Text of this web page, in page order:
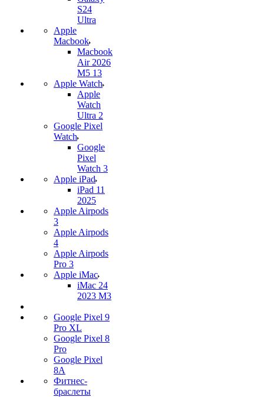
S24
Ultra
Apple
Macbook
Macbook
Air 2026
M5 13
Apple Watch
Apple
Watch
Ultra 2
Google Pixel
Watch
Google
Pixel
Watch 3
Apple iPad
iPad 11
2025
Apple Airpods
3
Apple Airpods
4
Apple Airpods
Pro 3
Apple iMac
iMac 24
2023 M3
Google Pixel 9
Pro XL
Google Pixel 8
Pro
Google Pixel
8A
Фитнес-
браслеты